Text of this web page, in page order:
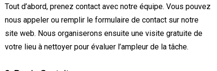
Tout d’abord, prenez contact avec notre équipe. Vous pouvez
nous appeler ou remplir le formulaire de contact sur notre
site web. Nous organiserons ensuite une visite gratuite de
votre lieu à nettoyer pour évaluer l’ampleur de la tâche.